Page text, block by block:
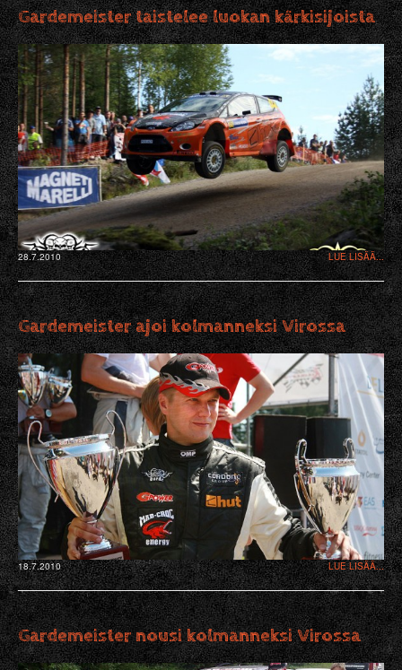
Gardemeister taistelee luokan kärkisijoista
28.7.2010 LUE LISÄÄ...
Gardemeister ajoi kolmanneksi Virossa
18.7.2010 LUE LISÄÄ...
Gardemeister nousi kolmanneksi Virossa